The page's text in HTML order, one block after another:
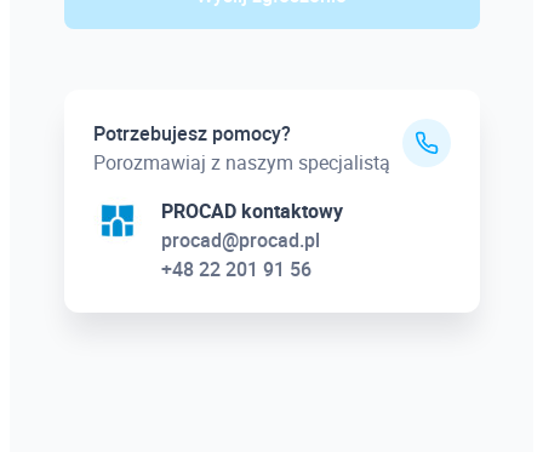
Potrzebujesz pomocy?
Porozmawiaj z naszym specjalistą
PROCAD kontaktowy
procad@procad.pl
+48 22 201 91 56